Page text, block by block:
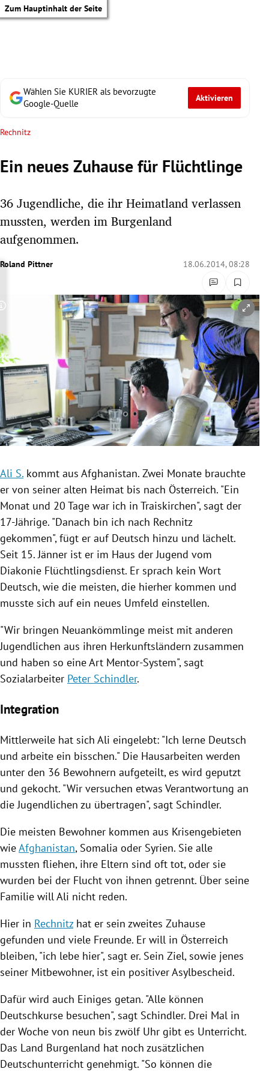
Zum Hauptinhalt der Seite
Untermenü
Untermenü
Untermenü
Untermenü
Untermenü
Untermenü
Untermenü
Wählen Sie KURIER als bevorzugte
Google-Quelle
Aktivieren
Rechnitz
Ein neues Zuhause für Flüchtlinge
36 Jugendliche, die ihr Heimatland verlassen
mussten, werden im Burgenland
aufgenommen.
Roland Pittner 18.06.2014, 08:28
Copyright-Hinweis öffnen/schließen
Ali S. kommt aus Afghanistan. Zwei Monate brauchte
er von seiner alten Heimat bis nach Österreich. "Ein
Monat und 20 Tage war ich in Traiskirchen", sagt der
17-Jährige. "Danach bin ich nach Rechnitz
gekommen", fügt er auf Deutsch hinzu und lächelt.
Seit 15. Jänner ist er im Haus der Jugend vom
Diakonie Flüchtlingsdienst. Er sprach kein Wort
Deutsch, wie die meisten, die hierher kommen und
musste sich auf ein neues Umfeld einstellen.
"Wir bringen Neuankömmlinge meist mit anderen
Jugendlichen aus ihren Herkunftsländern zusammen
und haben so eine Art Mentor-System", sagt
Sozialarbeiter Peter Schindler.
Integration
Mittlerweile hat sich Ali eingelebt: "Ich lerne Deutsch
und arbeite ein bisschen." Die Hausarbeiten werden
unter den 36 Bewohnern aufgeteilt, es wird geputzt
und gekocht. "Wir versuchen etwas Verantwortung an
die Jugendlichen zu übertragen", sagt Schindler.
Die meisten Bewohner kommen aus Krisengebieten
wieAfghanistan, Somalia oder Syrien. Sie alle
mussten fliehen, ihre Eltern sind oft tot, oder sie
wurden bei der Flucht von ihnen getrennt. Über seine
Familie willAli nicht reden.
Hier in Rechnitzhat er sein zweites Zuhause
gefunden und viele Freunde. Er will in Österreich
bleiben, "ich lebe hier", sagt er. Sein Ziel, sowie jenes
seiner Mitbewohner, ist ein positiver Asylbescheid.
Dafür wird auch Einiges getan. "Alle können
Deutschkurse besuchen", sagt Schindler. Drei Mal in
der Woche von neun bis zwölf Uhr gibt es Unterricht.
Das Land Burgenland hat noch zusätzlichen
Deutschunterricht genehmigt. "So können die